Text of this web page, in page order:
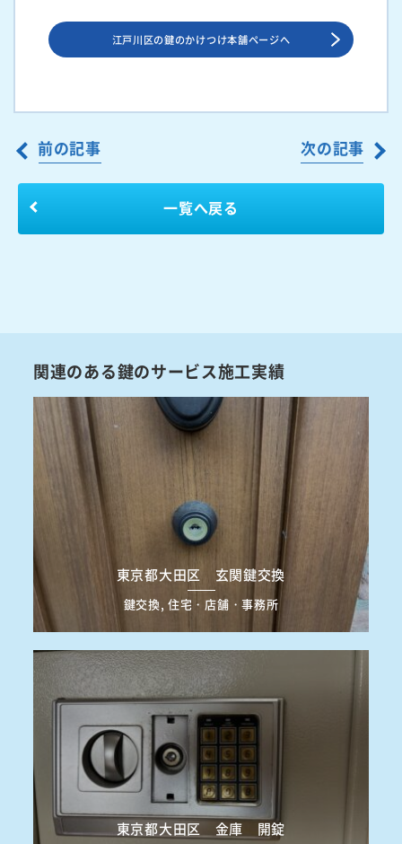
江戸川区の鍵のかけつけ本舗ページへ
前の記事
一覧へ戻る
次の記事
関連のある鍵のサービス施工実績
東京都大田区 玄関鍵交換
鍵交換, 住宅・店舗・事務所
東京都大田区 金庫 開錠